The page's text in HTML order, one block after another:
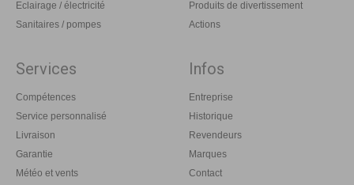
Eclairage / électricité
Sanitaires / pompes
Produits de divertissement
Actions
Services
Compétences
Service personnalisé
Livraison
Garantie
Météo et vents
Infos
Entreprise
Historique
Revendeurs
Marques
Contact